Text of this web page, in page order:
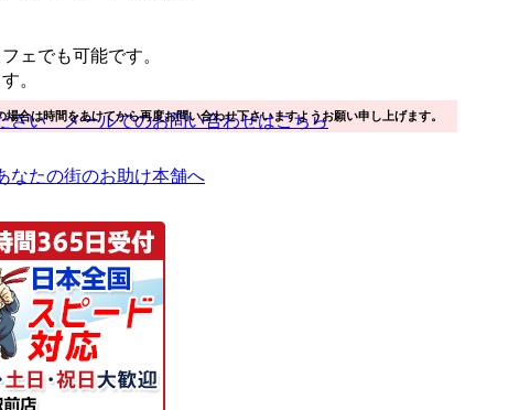
ェでも可能です。
。
合は時間をあけてから再度お問い合わせ下さいますようお願い申し上げます。